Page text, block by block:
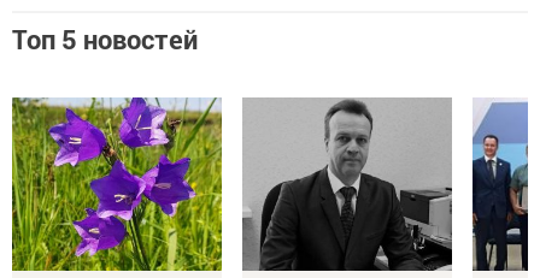
Топ 5 новостей